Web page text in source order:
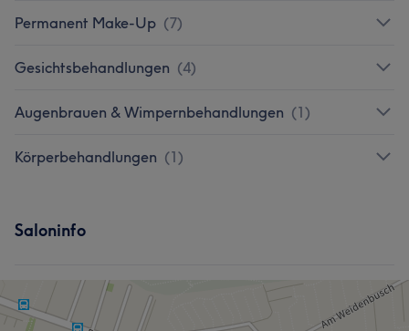
Permanent Make-Up (7)
Gesichtsbehandlungen (4)
Augenbrauen & Wimpernbehandlungen (1)
Körperbehandlungen (1)
Saloninfo